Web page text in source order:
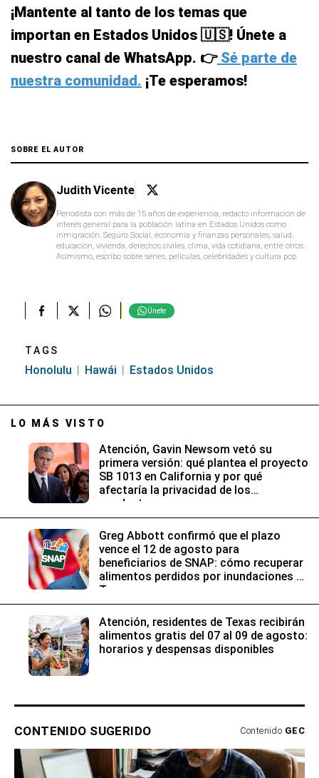
¡Mantente al tanto de los temas que
importan en Estados Unidos 🇺🇸! Únete a
nuestro canal de WhatsApp. 👉Sé parte de
nuestra comunidad. ¡Te esperamos!
SOBRE EL AUTOR
Judith Vicente
Periodista con más de 15 años de experiencia, redacto información de
interés general para la población latina en Estados Unidos como
inmigración, Seguro Social, economía y finanzas personales, salud,
educación, vivienda, derechos civiles, clima, vida cotidiana, entre otros.
Asimismo, escribo sobre series, películas, celebridades y cultura pop.
Únete
TAGS
Honolulu Hawái Estados Unidos
LO MÁS VISTO
Atención, Gavin Newsom vetó su
primera versión: qué plantea el proyecto
SB 1013 en California y por qué
afectaría la privacidad de los
conductores
Greg Abbott confirmó que el plazo
vence el 12 de agosto para
beneficiarios de SNAP: cómo recuperar
alimentos perdidos por inundaciones en
Texas
Atención, residentes de Texas recibirán
alimentos gratis del 07 al 09 de agosto:
horarios y despensas disponibles
CONTENIDO SUGERIDO Contenido GEC